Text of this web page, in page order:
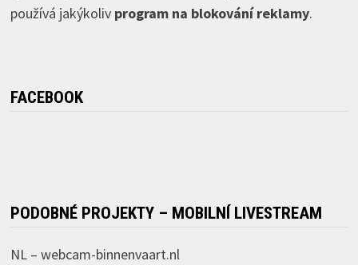
používá jakýkoliv program na blokování reklamy.
FACEBOOK
PODOBNÉ PROJEKTY – MOBILNÍ LIVESTREAM
NL – webcam-binnenvaart.nl